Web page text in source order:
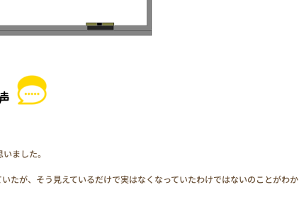
ました。
たが、そう見えているだけで実はなくなっていたわけではないのことがわか